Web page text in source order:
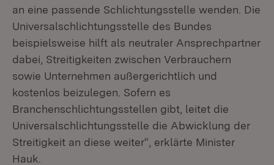
an eine passende Schlichtungsstelle wenden. Die
Universalschlichtungsstelle des Bundes
beispielsweise hilft als neutraler Ansprechpartner
dabei, Streitigkeiten zwischen Verbrauchern
sowie Unternehmen außergerichtlich und
kostenlos beizulegen. Sofern es
Branchenschlichtungsstellen gibt, leitet die
Universalschlichtungsstelle die Abwicklung der
Streitigkeit an diese weiter“, erklärte Minister
Hauk.